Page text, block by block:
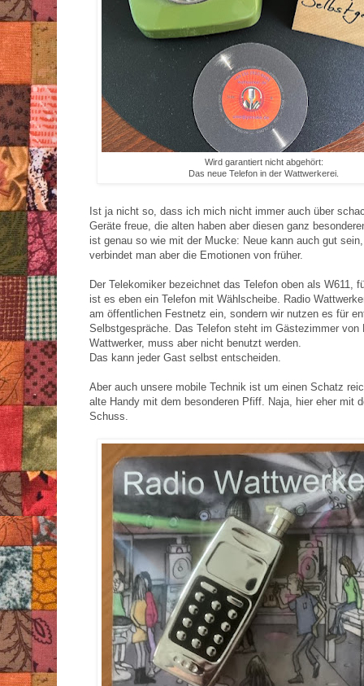
Wird garantiert nicht abgehört:
Das neue Telefon in der Wattwerkerei.
Ist ja nicht so, dass ich mich nicht immer auch über
Geräte freue, die alten haben aber diesen ganz
ist genau so wie mit der Mucke: Neue kann auch gut
verbindet man aber die Emotionen von früher.
Der Telekomiker bezeichnet das Telefon oben als W611,
ist es eben ein Telefon mit Wählscheibe. Radio
am öffentlichen Festnetz ein, sondern wir nutzen es für
Selbstgespräche. Das Telefon steht im Gästezimmer von
Wattwerker, muss aber nicht benutzt werden.
Das kann jeder Gast selbst entscheiden.
Aber auch unsere mobile Technik ist um einen Schatz
alte Handy mit dem besonderen Pfiff. Naja, hier eher mit
Schuss.